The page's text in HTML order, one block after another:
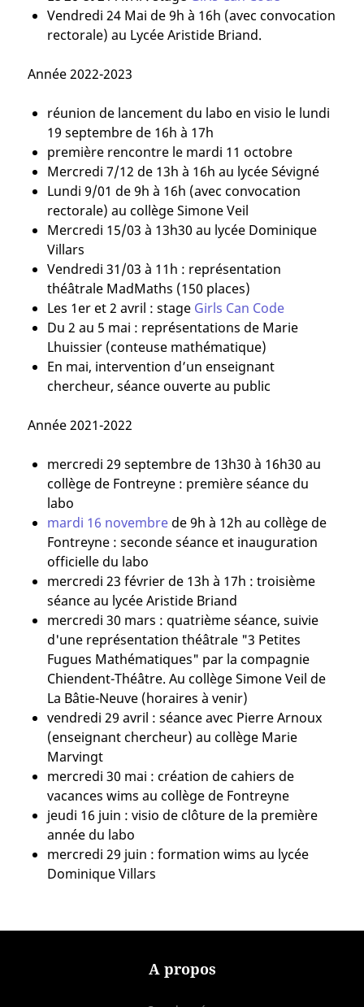
Vendredi 24 Mai de 9h à 16h (avec convocation
rectorale) au Lycée Aristide Briand.
Année 2022-2023
réunion de lancement du labo en visio le lundi
19 septembre de 16h à 17h
première rencontre le mardi 11 octobre
Mercredi 7/12 de 13h à 16h au lycée Sévigné
Lundi 9/01 de 9h à 16h (avec convocation
rectorale) au collège Simone Veil
Mercredi 15/03 à 13h30 au lycée Dominique
Villars
Vendredi 31/03 à 11h : représentation
théâtrale MadMaths (150 places)
Les 1er et 2 avril : stage Girls Can Code
Du 2 au 5 mai : représentations de Marie
Lhuissier (conteuse mathématique)
En mai, intervention d’un enseignant
chercheur, séance ouverte au public
Année 2021-2022
mercredi 29 septembre de 13h30 à 16h30 au
collège de Fontreyne : première séance du
labo
mardi 16 novembre de 9h à 12h au collège de
Fontreyne : seconde séance et inauguration
officielle du labo
mercredi 23 février de 13h à 17h : troisième
séance au lycée Aristide Briand
mercredi 30 mars : quatrième séance, suivie
d'une représentation théâtrale "3 Petites
Fugues Mathématiques" par la compagnie
Chiendent-Théâtre. Au collège Simone Veil de
La Bâtie-Neuve (horaires à venir)
vendredi 29 avril : séance avec Pierre Arnoux
(enseignant chercheur) au collège Marie
Marvingt
mercredi 30 mai : création de cahiers de
vacances wims au collège de Fontreyne
jeudi 16 juin : visio de clôture de la première
année du labo
mercredi 29 juin : formation wims au lycée
Dominique Villars
A propos